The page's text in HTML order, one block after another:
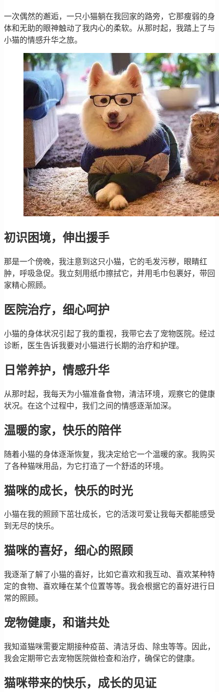
一次偶然的邂逅，一只小猫躺在我回家的路旁，它那瘦弱的身
体和无助的眼神触动了我内心的柔软。从那时起，我踏上了与
小猫的情感升华之旅。
初识困境，伸出援手
那是一个傍晚，我注意到这只小猫，它的毛发污秽，眼睛红
肿，呼吸急促。我立刻用纸巾擦拭它，并用毛巾包裹好，带回
家精心照顾。
医院治疗，细心呵护
小猫的身体状况引起了我的重视，我带它去了宠物医院。经过
诊断，医生告诉我要对小猫进行长期的治疗和护理。
日常养护，情感升华
从那时起，我每天为小猫准备食物，清洁环境，观察它的健康
状况。在这个过程中，我们之间的情感逐渐加深。
温暖的家，快乐的陪伴
随着小猫的身体逐渐恢复，我决定给它一个温暖的家。我购买
了各种猫咪用品，为它打造了一个舒适的环境。
猫咪的成长，快乐的时光
小猫在我的照顾下茁壮成长，它的活泼可爱让我每天都能感受
到无尽的快乐。
猫咪的喜好，细心的照顾
我逐渐了解了小猫的喜好，比如它喜欢和我互动、喜欢某种特
定的食物、喜欢睡在某个位置等等。我会根据它的喜好进行日
常的照顾。
宠物健康，和谐共处
我知道猫咪需要定期接种疫苗、清洁牙齿、除虫等等。因此，
我会定期带它去宠物医院做检查和治疗，确保它的健康。
猫咪带来的快乐，成长的见证